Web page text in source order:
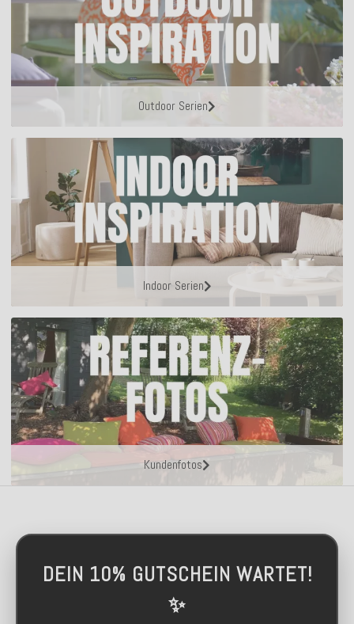
Outdoor Serien
Indoor Serien
Kundenfotos
DEIN 10% GUTSCHEIN WARTET!
✨